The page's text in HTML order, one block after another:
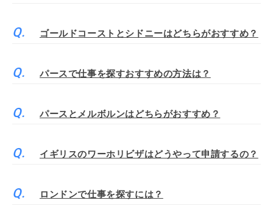
ゴールドコーストとシドニーはどちらがおすすめ？
パースで仕事を探すおすすめの方法は？
パースとメルボルンはどちらがおすすめ？
イギリスのワーホリビザはどうやって申請するの？
ロンドンで仕事を探すには？